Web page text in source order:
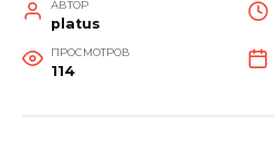
АВТОР
platus
ПРОСМОТРОВ
114